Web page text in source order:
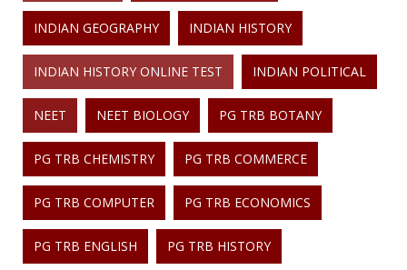
INDIAN GEOGRAPHY INDIAN HISTORY
INDIAN HISTORY ONLINE TEST INDIAN POLITICAL
NEET NEET BIOLOGY PG TRB BOTANY
PG TRB CHEMISTRY PG TRB COMMERCE
PG TRB COMPUTER PG TRB ECONOMICS
PG TRB ENGLISH PG TRB HISTORY